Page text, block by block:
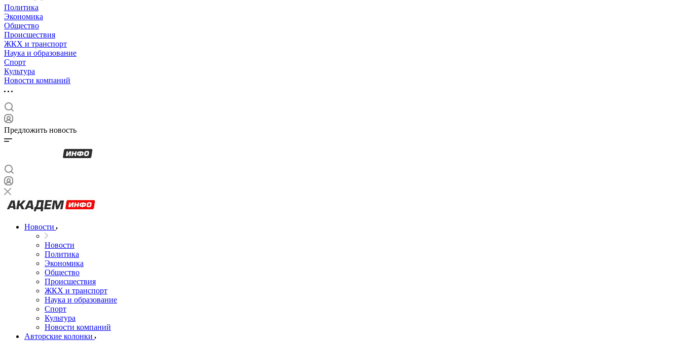
Политика
Экономика
Общество
Происшествия
ЖКХ и транспорт
Наука и образование
Спорт
Культура
Новости компаний
Предложить новость
Новости
Новости
Политика
Экономика
Общество
Происшествия
ЖКХ и транспорт
Наука и образование
Спорт
Культура
Новости компаний
Авторские колонки